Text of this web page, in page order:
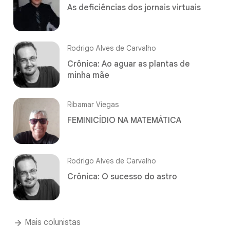
As deficiências dos jornais virtuais
Rodrigo Alves de Carvalho
Crônica: Ao aguar as plantas de
minha mãe
Ribamar Viegas
FEMINICÍDIO NA MATEMÁTICA
Rodrigo Alves de Carvalho
Crônica: O sucesso do astro
Mais colunistas